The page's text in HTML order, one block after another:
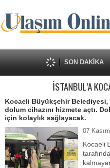
SON DAKİKA
İSTANBUL’A
Kocaeli Büyükşehir
dolum cihazını hizmete açtı.
için kolaylık sağlayacak.
07
Kocaeli